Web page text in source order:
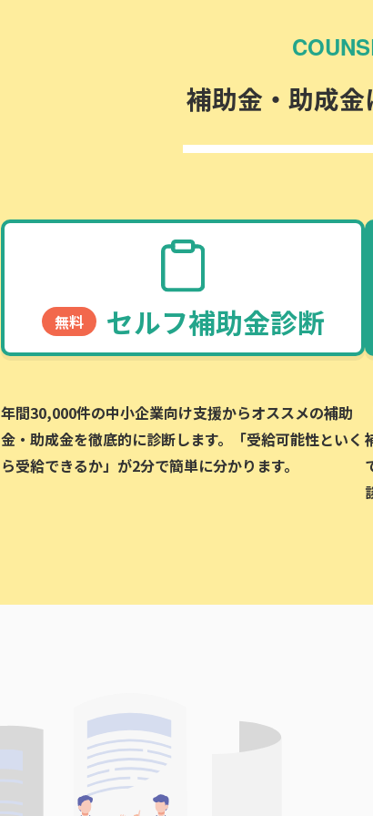
補助金・助成
無料 セルフ補助金診断
年間30,000件の中小企業向け支援からオススメの補助
金・助成金を徹底的に診断します。「受給可能性といく
ら受給できるか」が2分で簡単に分かります。